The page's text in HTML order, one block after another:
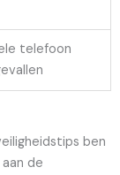
telefoon
ben
de